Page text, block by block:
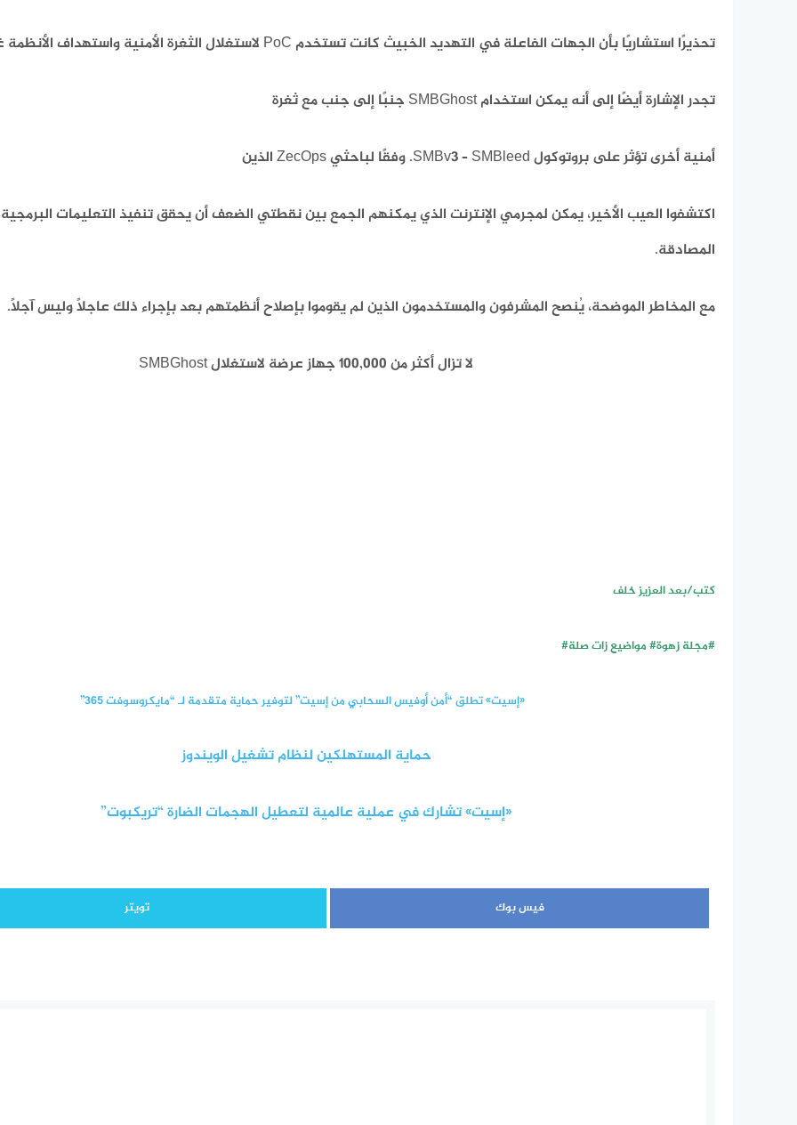
تحذيرًا استشاريًا بأن الجهات الفاعلة في التهديد الخبيث كانت تستخدم PoC لاستغلال الثغرة الأمنية واستهداف الأنظمة غير المصححة.
تجدر الإشارة أيضًا إلى أنه يمكن استخدام SMBGhost جنبًا إلى جنب مع ثغرة
أمنية أخرى تؤثر على بروتوكول SMBv3 – SMBleed. وفقًا لباحثي ZecOps الذين
اكتشفوا العيب الأخير، يمكن لمجرمي الإنترنت الذي يمكنهم الجمع بين نقطتي الضعف أن يحقق تنفيذ التعليمات
المصادقة.
مع المخاطر الموضحة، يُنصح المشرفون والمستخدمون الذين لم يقوموا بإصلاح أنظمتهم بعد بإجراء ذلك عاجلاً وليس آجلاً.
لا تزال أكثر من 100,000 جهاز عرضة لاستغلال SMBGhost
كتب/بعد العزيز خلف
#مجلة زهوة# مواضيع زات صلة#
«إسيت» تطلق “أمن أوفيس السحابي من إسيت” لتوفير حماية متقدمة لـ “مايكروسوفت 365”
حماية المستهلكين لنظام تشغيل الويندوز
«إسيت» تشارك في عملية عالمية لتعطيل الهجمات الضارة “تريكبوت”
فيس بوك تويتر